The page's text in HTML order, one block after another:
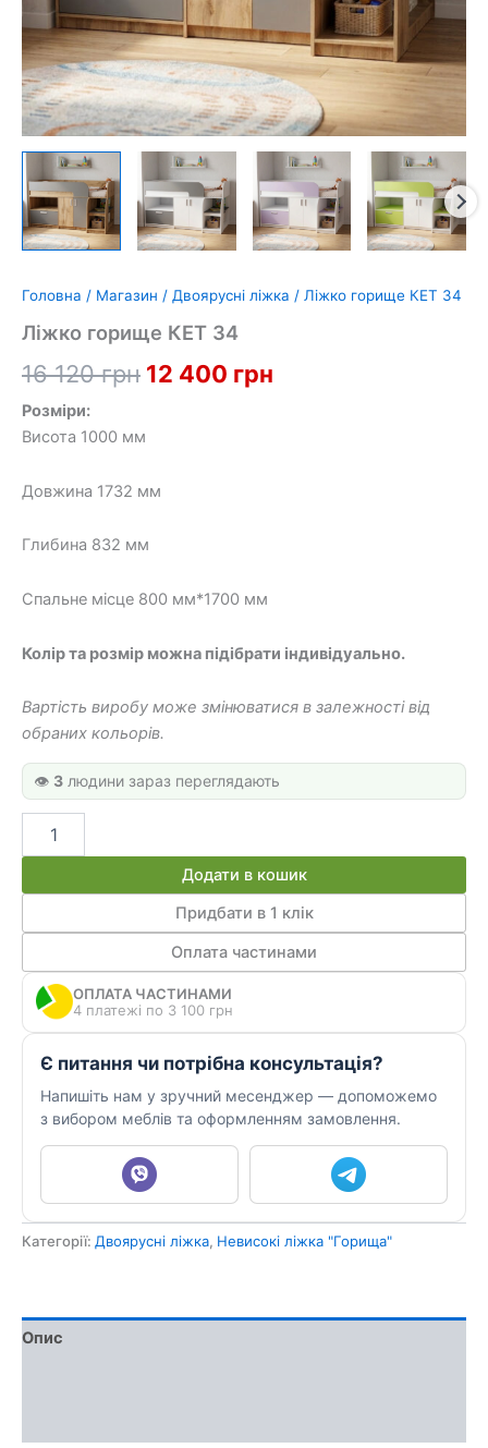
Головна / Магазин / Двоярусні ліжка / Ліжко горище КЕТ 34
Ліжко горище КЕТ 34
16 120грн Оригінальна
120 грн.
12 400 грн
Розміри:
Висота 1000 мм
Довжина 1732 мм
Глибина 832 мм
Спальне місце 800 мм*1700 мм
Колір та розмір можна підібрати індивідуально.
Вартість виробу може змінюватися в залежності від
обраних кольорів.
👁️ 3 людини зараз переглядають
горище
34
Додати в кошик
Придбати в 1 клік
Оплата частинами
ОПЛАТА ЧАСТИНАМИ
4 платежі по 3 100 грн
Є питання чи потрібна консультація?
Напишіть нам у зручний месенджер — допоможемо
з вибором меблів та оформленням замовлення.
Категорії: Двоярусні ліжка, Невисокі ліжка "Горища"
Опис